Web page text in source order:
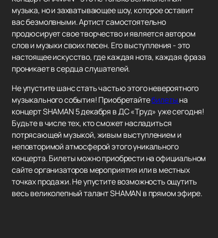
музыка, но и захватывающее шоу, которое оставит
вас безмолвными. Артист самостоятельно
продюсирует свое творчество и является автором
слов и музыки своих песен. Его выступления - это
настоящее искусство, где каждая нота, каждая фраза
проникает в сердца слушателей.
Не упустите шанс стать частью этого невероятного
музыкального события! Приобретайтебилетына
концерт SHAMAN 5 декабря в ДС «Труд» уже сегодня!
Будьте в числе тех, кто сможет насладиться
потрясающей музыкой, живым выступлением и
неповторимой атмосферой этого уникального
концерта. Билеты можно приобрести на официальном
сайте организаторов мероприятия или в местных
точках продажи. Не упустите возможность ощутить
весь великолепный талант SHAMAN в прямом эфире.